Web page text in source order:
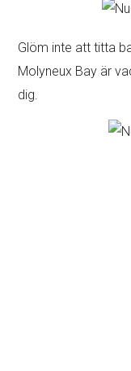
Glöm inte att titta
Molyneux Bay är
dig.